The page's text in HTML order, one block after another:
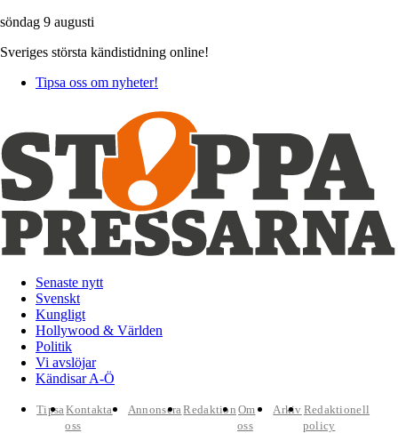
söndag 9 augusti
Sveriges största kändistidning online!
Tipsa oss om nyheter!
Senaste nytt
Svenskt
Kungligt
Hollywood & Världen
Politik
Vi avslöjar
Kändisar A-Ö
TipsaKontakta
oss
AnnonseraRedaktion Om
oss
Arkiv Redaktionell
policy